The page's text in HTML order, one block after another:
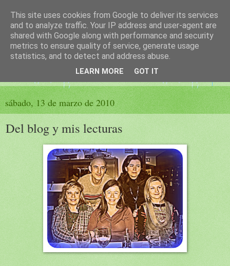
El sueño de las palabras
PÁGINA LITERARIA DE FELISA MORENO
sábado, 13 de marzo de 2010
Del blog y mis lecturas
This site uses cookies from Google to deliver its services
and to analyze traffic. Your IP address and user-agent are
shared with Google along with performance and security
metrics to ensure quality of service, generate usage
statistics, and to detect and address abuse.
LEARN MORE GOT IT